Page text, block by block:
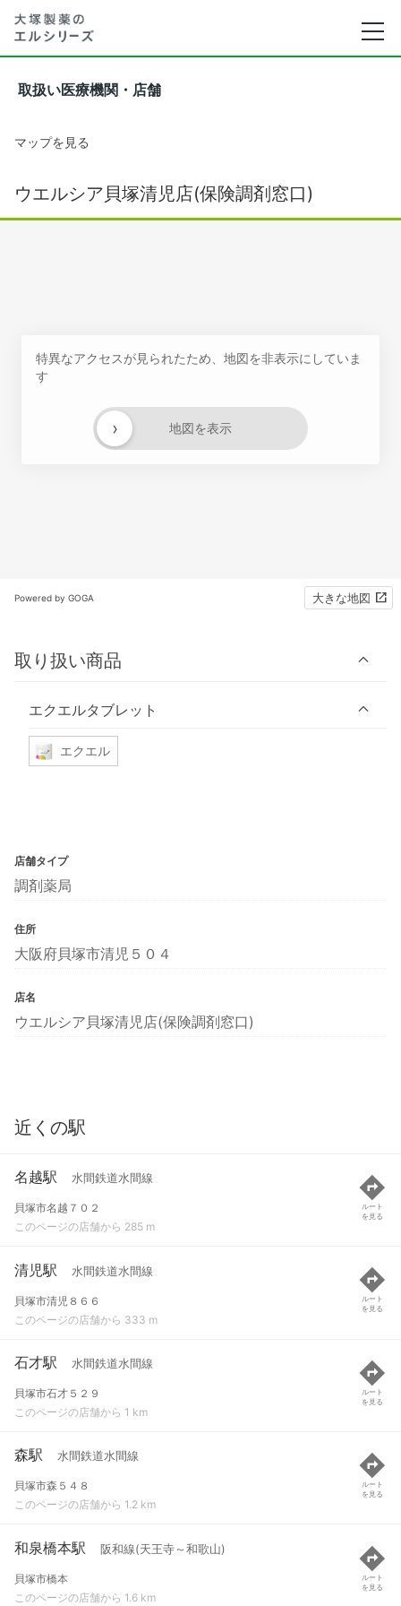
取扱い医療機関・店舗
マップを見る
ウエルシア貝塚清児店(保険調剤窓口)
特異なアクセスが見られたため、地図を非表示にしていま
す
地図を表示
›
Powered by GOGA 大きな地図
取り扱い商品
エクエルタブレット
エクエル
店舗タイプ
調剤薬局
住所
大阪府貝塚市清児５０４
店名
ウエルシア貝塚清児店(保険調剤窓口)
近くの駅
名越駅 水間鉄道水間線
貝塚市名越７０２
このページの店舗から 285 m
ルート
を見る
清児駅 水間鉄道水間線
貝塚市清児８６６
このページの店舗から 333 m
ルート
を見る
石才駅 水間鉄道水間線
貝塚市石才５２９
このページの店舗から 1 km
ルート
を見る
森駅 水間鉄道水間線
貝塚市森５４８
このページの店舗から 1.2 km
ルート
を見る
和泉橋本駅 阪和線(天王寺～和歌山)
貝塚市橋本
このページの店舗から 1.6 km
ルート
を見る